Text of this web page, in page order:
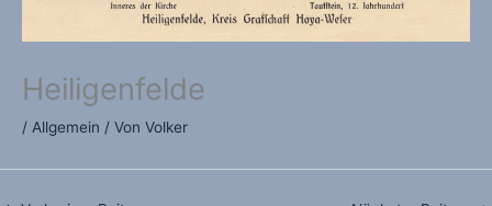
Heiligenfelde
/ Allgemein / Von Volker